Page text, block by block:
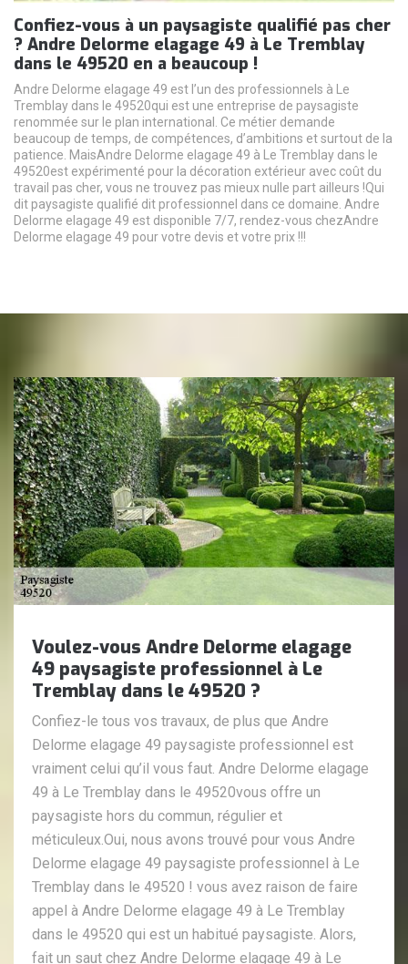
Confiez-vous à un paysagiste qualifié pas cher
? Andre Delorme elagage 49 à Le Tremblay
dans le 49520 en a beaucoup !
Andre Delorme elagage 49 est l’un des professionnels à Le
Tremblay dans le 49520qui est une entreprise de paysagiste
renommée sur le plan international. Ce métier demande
beaucoup de temps, de compétences, d’ambitions et surtout de la
patience. MaisAndre Delorme elagage 49 à Le Tremblay dans le
49520est expérimenté pour la décoration extérieur avec coût du
travail pas cher, vous ne trouvez pas mieux nulle part ailleurs !Qui
dit paysagiste qualifié dit professionnel dans ce domaine. Andre
Delorme elagage 49 est disponible 7/7, rendez-vous chezAndre
Delorme elagage 49 pour votre devis et votre prix !!!
Voulez-vous Andre Delorme elagage
49 paysagiste professionnel à Le
Tremblay dans le 49520 ?
Confiez-le tous vos travaux, de plus que Andre
Delorme elagage 49 paysagiste professionnel est
vraiment celui qu’il vous faut. Andre Delorme elagage
49 à Le Tremblay dans le 49520vous offre un
paysagiste hors du commun, régulier et
méticuleux.Oui, nous avons trouvé pour vous Andre
Delorme elagage 49 paysagiste professionnel à Le
Tremblay dans le 49520 ! vous avez raison de faire
appel à Andre Delorme elagage 49 à Le Tremblay
dans le 49520 qui est un habitué paysagiste. Alors,
fait un saut chez Andre Delorme elagage 49 à Le